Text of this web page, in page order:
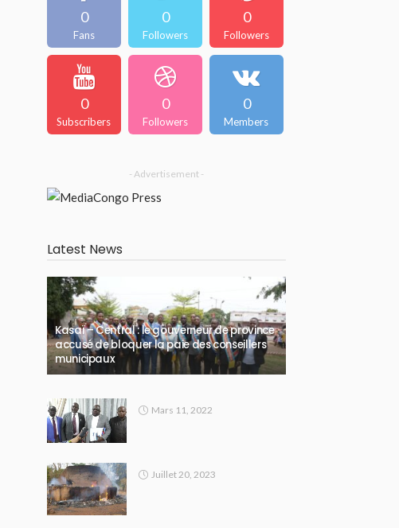
0
Fans
0
Followers
0
Followers
0
Subscribers
0
Followers
0
Members
- Advertisement -
Latest News
Kasaï – Central : le gouverneur de province
accusé de bloquer la paie des conseillers
municipaux
Mars 11, 2022
Juillet 20, 2023